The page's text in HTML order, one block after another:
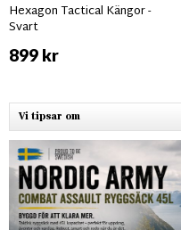
Hexagon Tactical Kängor -
Svart
899 kr
Vi tipsar om